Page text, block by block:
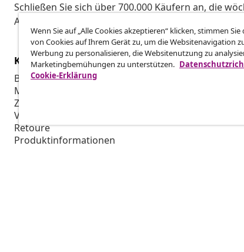
Schließen Sie sich über 700.000 Käufern an, die
Aktionen und Neuheiten von vidaXL erhalten.
Kundenservice
Bestellung verfolgen
Mein Konto
Zahlung
Versand & Lieferung
Retoure
Produktinformationen
Wenn Sie auf „Alle Cookies akzeptieren“ klicken, stimmen
von Cookies auf Ihrem Gerät zu, um die Websitenavigation
Werbung zu personalisieren, die Websitenutzung zu
Marketingbemühungen zu unterstützen.
Cookie-Erklärung